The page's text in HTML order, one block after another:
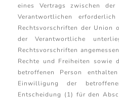
eines Vertrags zwischen
Verantwortlichen
Rechtsvorschriften der Union
der Verantwortliche
Rechtsvorschriften
Rechte und Freiheiten sowie
betroffenen Person
Einwilligung der
Entscheidung (1) für den